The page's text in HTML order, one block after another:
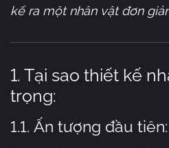
kế ra một nhân vật đơn
1. Tại sao thiết kế
trọng:
1.1. Ấn tượng đầu tiên: